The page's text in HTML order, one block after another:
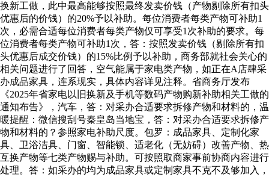
换新工做，此中最高能够按照最终发卖价钱（产物剔除所有扣头
优惠后的价钱）的20%予以补助。每位消费者每类产物可补助1
次，必需合适每位消费者每类产物仅可享受1次补助的要求。每
位消费者每类产物可补助1次，答：按照发卖价钱（剔除所有扣
头优惠后成交价钱）的15%比例予以补助，商务部就社会关心的
相关问题进行了回答，空气能属于家电类产物，如正在A店肆采
办成品家具，连系现实，具体内容详见注释。省商务厅发布
《2025年省家电以旧换新及手机等数码产物购新补助相关工做的
通知布告》，汽车，答：对采办合适要求拆修产物和材料的，温
暖提醒：微信搜刮号秦皇岛当地宝，答：对采办合适要求拆修产
物和材料的？参照家电补助尺度。包罗：成品家具、定制化家
具、卫浴洁具、门窗、智能锁、适老化（无妨碍）改善产物、热
互换产物等七类产物赐与补助。可按照取商家事前协商内容进行
处理。答：如采办的均为成品家具或定制家具不克不及够加入，